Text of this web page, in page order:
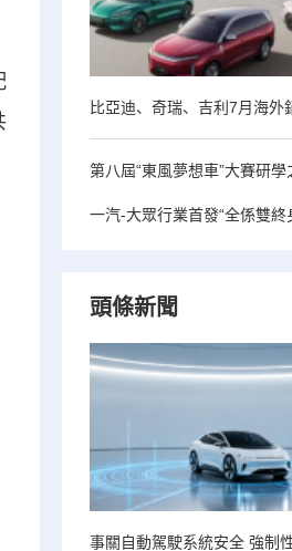
比亞迪、奇瑞、吉利7月海外
第八屆“東風夢想車”大賽研
一汽-大眾行業首發“全係雙終
頭條新聞
事關自動駕駛系統安全 強制